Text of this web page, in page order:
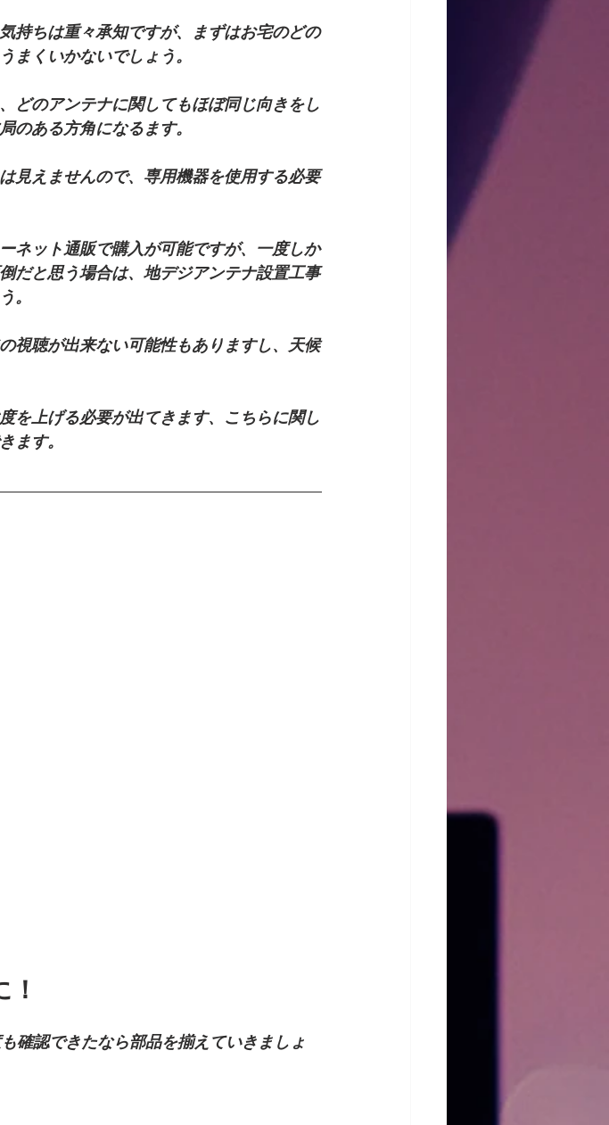
は重々承知ですが、まずはお宅のどの
まくいかないでしょう。
アンテナに関してもほぼ同じ向きをし
のある方角になるます。
ませんので、専用機器を使用する必要
ト通販で購入が可能ですが、一度しか
だと思う場合は、地デジアンテナ設置工事
。
が出来ない可能性もありますし、天候
げる必要が出てきます、こちらに関し
ます。
確認できたなら部品を揃えていきましょ